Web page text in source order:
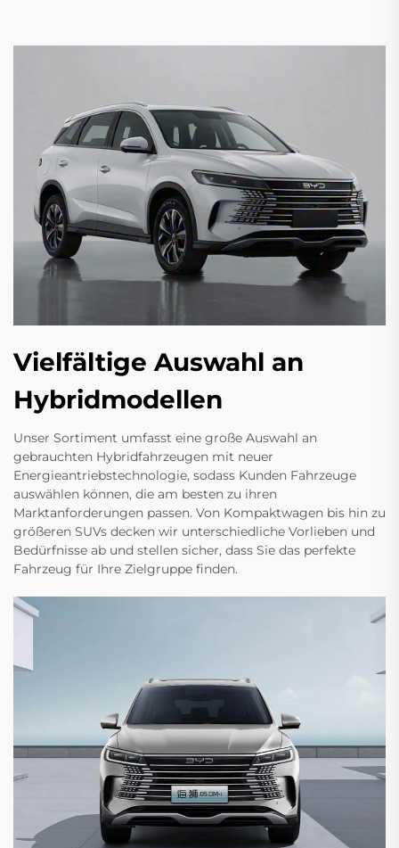
Vielfältige Auswahl an
Hybridmodellen
Unser Sortiment umfasst eine große Auswahl an
gebrauchten Hybridfahrzeugen mit neuer
Energieantriebstechnologie, sodass Kunden Fahrzeuge
auswählen können, die am besten zu ihren
Marktanforderungen passen. Von Kompaktwagen bis hin zu
größeren SUVs decken wir unterschiedliche Vorlieben und
Bedürfnisse ab und stellen sicher, dass Sie das perfekte
Fahrzeug für Ihre Zielgruppe finden.